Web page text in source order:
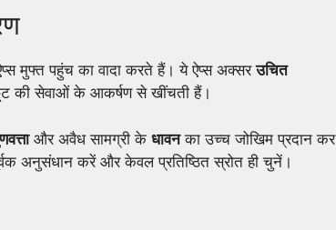
मुफ्त पहुंच का वादा करते हैं। ये ऐप्स अक्सरउचित
की सेवाओं के आकर्षण से खींचती हैं।
और अवैध सामग्री के धावनका उच्च जोखिम प्रदान कर
अनुसंधान करें और केवल प्रतिष्ठित स्रोत ही चुनें।